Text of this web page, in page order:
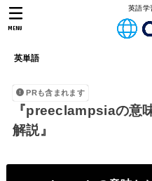
英語学
英単語
MENU
PRも含まれます
『preeclampsiaの意
解説』